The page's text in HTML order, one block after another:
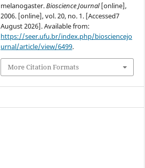
melanogaster.Bioscience Journal[online],
2006. [online], vol. 20, no. 1. [Accessed7
August 2026]. Available from:
https://seer.ufu.br/index.php/biosciencejo
urnal/article/view/6499.
More Citation Formats